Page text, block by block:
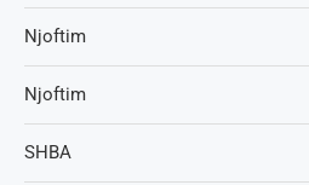
Njoftim
Njoftim
SHBA